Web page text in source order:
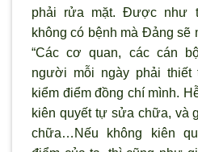
phải rửa mặt. Được như
không có bệnh mà Đảng sẽ
“Các cơ quan, các cán
người mỗi ngày phải
kiểm điểm đồng chí mình.
kiên quyết tự sửa chữa, và
chữa…Nếu không kiên